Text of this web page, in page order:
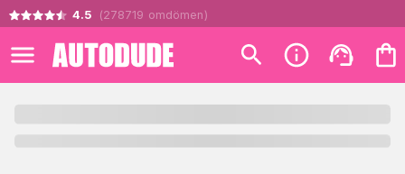
4.5 (278719 omdömen )